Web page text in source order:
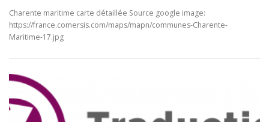
Charente maritime carte détaillée Source google image:
https://france.comersis.com/maps/mapn/communes-Charente-
Maritime-17.jpg